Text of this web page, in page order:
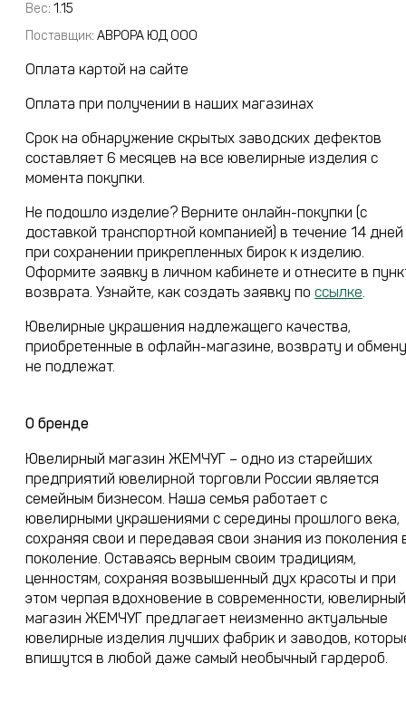
Вес: 1.15
Поставщик: АВРОРА ЮД ООО
Оплата картой на сайте
Оплата при получении в наших магазинах
Срок на обнаружение скрытых заводских дефектов
составляет 6 месяцев на все ювелирные изделия с
момента покупки.
Не подошло изделие? Верните онлайн-покупки (с
доставкой транспортной компанией) в течение 14 дней
при сохранении прикрепленных бирок к изделию.
Оформите заявку в личном кабинете и отнесите в
возврата. Узнайте, как создать заявку по ссылке.
Ювелирные украшения надлежащего качества,
приобретенные в офлайн-магазине, возврату и обмену
не подлежат.
О бренде
Ювелирный магазин ЖЕМЧУГ – одно из старейших
предприятий ювелирной торговли России является
семейным бизнесом. Наша семья работает с
ювелирными украшениями с середины прошлого века,
сохраняя свои и передавая свои знания из поколения
поколение. Оставаясь верным своим традициям,
ценностям, сохраняя возвышенный дух красоты и при
этом черпая вдохновение в современности, ювелирный
магазин ЖЕМЧУГ предлагает неизменно актуальные
ювелирные изделия лучших фабрик и заводов,
впишутся в любой даже самый необычный гардероб.